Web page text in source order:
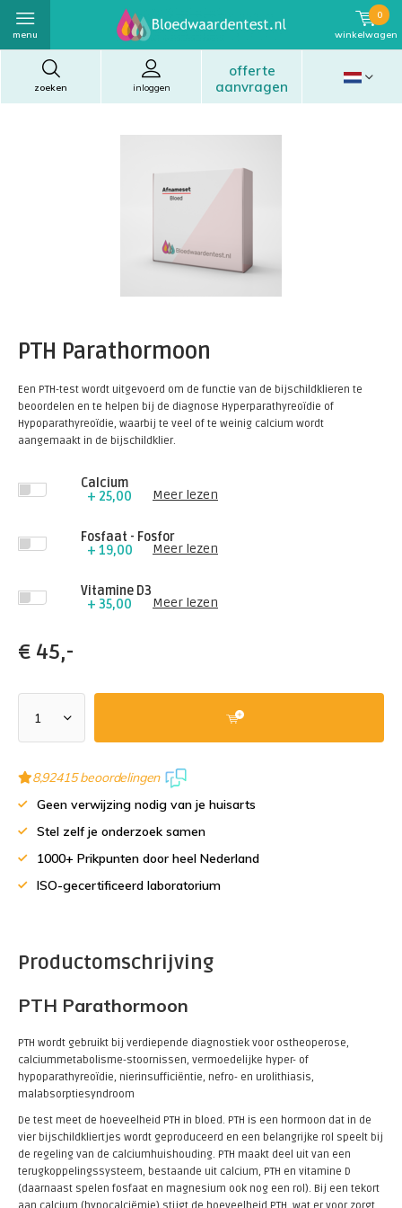
zoeken
offerte
aanvragen
inloggen
menu winkelwagen
0
PTH Parathormoon
Een PTH-test wordt uitgevoerd om de functie van de bijschildklieren te
beoordelen en te helpen bij de diagnose Hyperparathyreoïdie of
Hypoparathyreoïdie, waarbij te veel of te weinig calcium wordt
aangemaakt in de bijschildklier.
Calcium
+ 25,00
Meer lezen
Fosfaat - Fosfor
+ 19,00
Meer lezen
Vitamine D3
+ 35,00
Meer lezen
€ 45,-
8,92415 beoordelingen
Geen verwijzing nodig van je huisarts
Stel zelf je onderzoek samen
1000+ Prikpunten door heel Nederland
ISO-gecertificeerd laboratorium
Productomschrijving
PTH Parathormoon
PTH wordt gebruikt bij verdiepende diagnostiek voor ostheoperose,
calciummetabolisme-stoornissen, vermoedelijke hyper- of
hypoparathyreoïdie, nierinsufficiëntie, nefro- en urolithiasis,
malabsorptiesyndroom
De test meet de hoeveelheid PTH in bloed. PTH is een hormoon dat in de
vier bijschildkliertjes wordt geproduceerd en een belangrijke rol speelt bij
de regeling van de calciumhuishouding. PTH maakt deel uit van een
terugkoppelingssysteem, bestaande uit calcium, PTH en vitamine D
(daarnaast spelen fosfaat en magnesium ook nog een rol). Bij een tekort